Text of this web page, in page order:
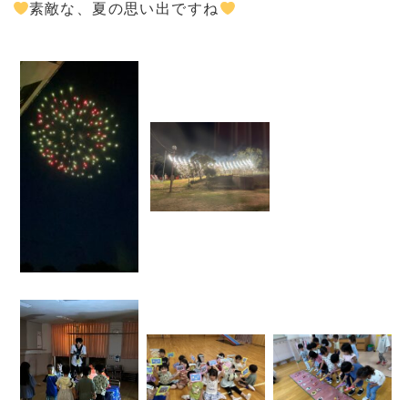
素敵な、夏の思い出ですね